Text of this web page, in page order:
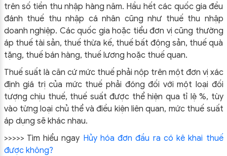
trên số tiền thu nhập hàng năm. Hầu hết các quốc gia đều
đánh thuế thu nhập cá nhân cũng như thuế thu nhập
doanh nghiệp. Các quốc gia hoặc tiểu đơn vị cũng thường
áp thuế tài sản, thuế thừa kế, thuế bất động sản, thuế quà
tặng, thuế bán hàng, thuế lương hoặc thuế quan.
Thuế suất là căn cứ mức thuế phải nộp trên một đơn vị xác
định giá trị của mức thuế phải đóng đối với một loại đối
tượng chịu thuế, thuế suất được thể hiện qua tỉ lệ %, tùy
vào từng loại chủ thể và điều kiện liên quan, mức thuế suất
áp dụng sẽ khác nhau.
>>>>> Tìm hiểu ngay Hủy hóa đơn đầu ra có kê khai thuế
được không?